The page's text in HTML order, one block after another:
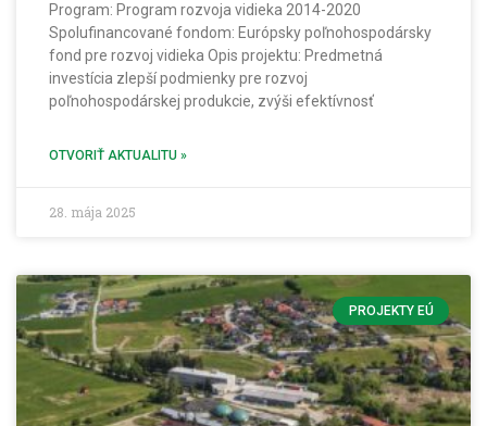
Program: Program rozvoja vidieka 2014-2020
Spolufinancované fondom: Európsky poľnohospodársky
fond pre rozvoj vidieka Opis projektu: Predmetná
investícia zlepší podmienky pre rozvoj
poľnohospodárskej produkcie, zvýši efektívnosť
OTVORIŤ AKTUALITU »
28. mája 2025
PROJEKTY EÚ